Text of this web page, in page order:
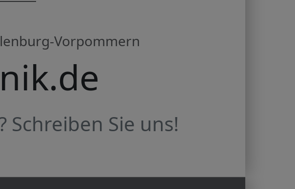
Vorpommern
Sie uns!